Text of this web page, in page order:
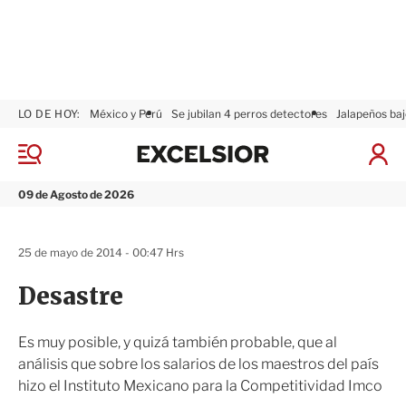
M
n
09 de Agosto de 2026
LO DE HOY: México y Perú Se jubilan 4 perros detectores Jalapeños
I
n
x
Desastre
Es muy posible, y quizá también probable, que al
análisis que sobre los salarios de los maestros del país
hizo el Instituto Mexicano para la Competitividad Imco
25 de mayo de 2014 - 00:47 Hrs